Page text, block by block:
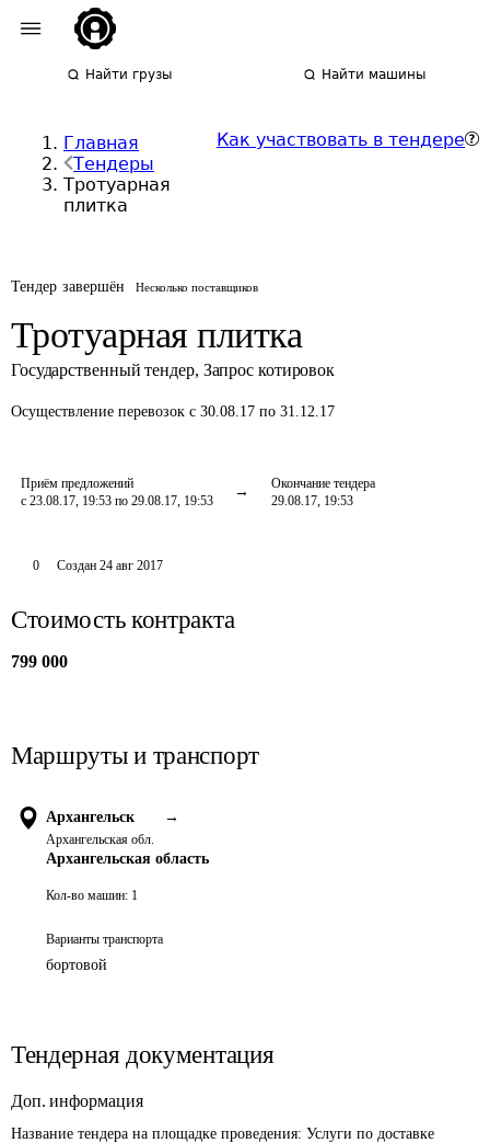
Найти грузы Найти машины
Главная
Тендеры
Тротуарная
плитка
Как участвовать в тендере
Тендер завершён Несколько поставщиков
Тротуарная плитка
Государственный тендер, Запрос котировок
Осуществление перевозок с 30.08.17 по 31.12.17
Приём предложений
с 23.08.17, 19:53 по 29.08.17, 19:53
Окончание тендера
29.08.17, 19:53
0 Создан 24 авг 2017
Стоимость контракта
799 000
Маршруты и транспорт
Архангельск →
Архангельская обл.
Архангельская область
Кол-во машин: 1
Варианты транспорта
бортовой
Тендерная документация
Доп. информация
Название тендера на площадке проведения: Услуги по доставке